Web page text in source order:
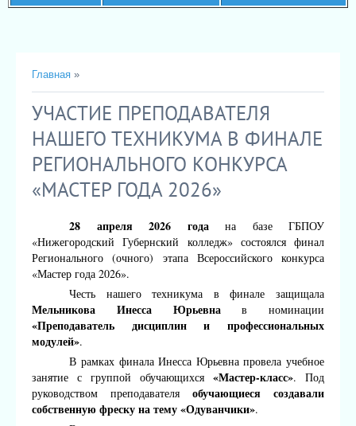
Главная »
УЧАСТИЕ ПРЕПОДАВАТЕЛЯ
НАШЕГО ТЕХНИКУМА В ФИНАЛЕ
РЕГИОНАЛЬНОГО КОНКУРСА
«МАСТЕР ГОДА 2026»
28 апреля 2026 годана базе ГБПОУ
«Нижегородский Губернский колледж» состоялся финал
Регионального (очного) этапа Всероссийского конкурса
«Мастер года 2026».
Честь нашего техникума в финале защищала
Мельникова Инесса Юрьевнав номинации
«Преподаватель дисциплин и профессиональных
модулей».
В рамках финала Инесса Юрьевна провела учебное
занятие с группой обучающихся «Мастер-класс». Под
руководством преподавателя обучающиеся создавали
собственную фреску на тему «Одуванчики».